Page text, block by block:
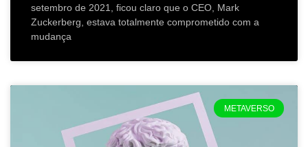
setembro de 2021, ficou claro que o CEO, Mark
Zuckerberg, estava totalmente comprometido com a
mudança
METAVERSO